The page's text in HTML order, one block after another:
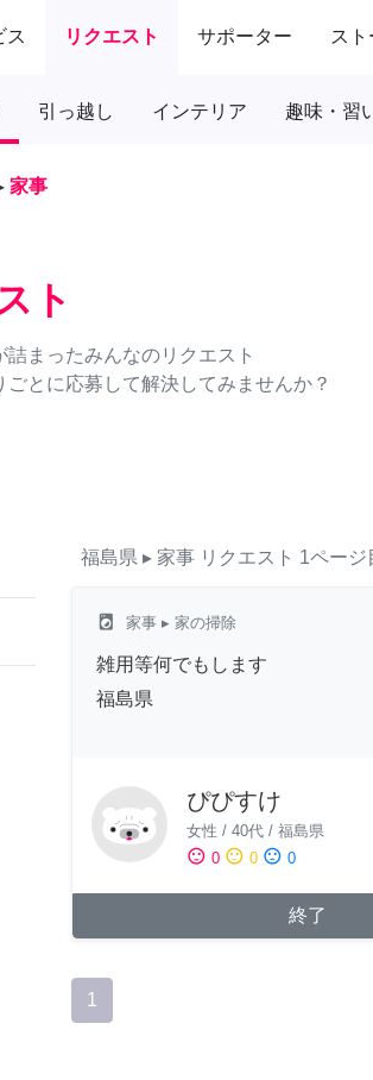
ス リクエスト サポーター スト
引っ越し インテリア 趣味・習
家事
ト
まったみんなのリクエスト
とに応募して解決してみませんか？
福島県 ▸ 家事 リクエスト 1ページ
local_laundry_service 家事 ▸ 家の掃除
雑用等何でもします
福島県
ぴぴすけ
女性 / 40代 / 福島県
sentiment_satisfied 0 sentiment_neutral 0 sentiment_dissatisfied 0
終了
1